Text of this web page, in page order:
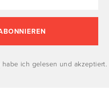
habe ich gelesen und akzeptiert.